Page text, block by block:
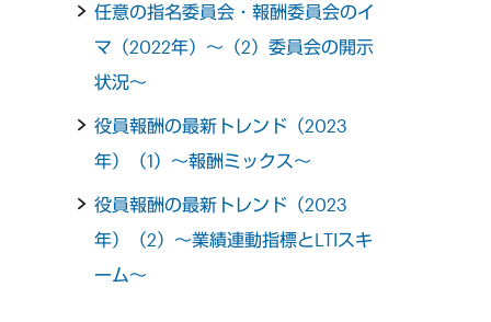
任意の指名委員会・報酬委員会のイ
マ（2022年）～（2）委員会の開示
状況～
役員報酬の最新トレンド（2023
年）（1）～報酬ミックス～
役員報酬の最新トレンド（2023
年）（2）～業績連動指標とLTIスキ
ーム～